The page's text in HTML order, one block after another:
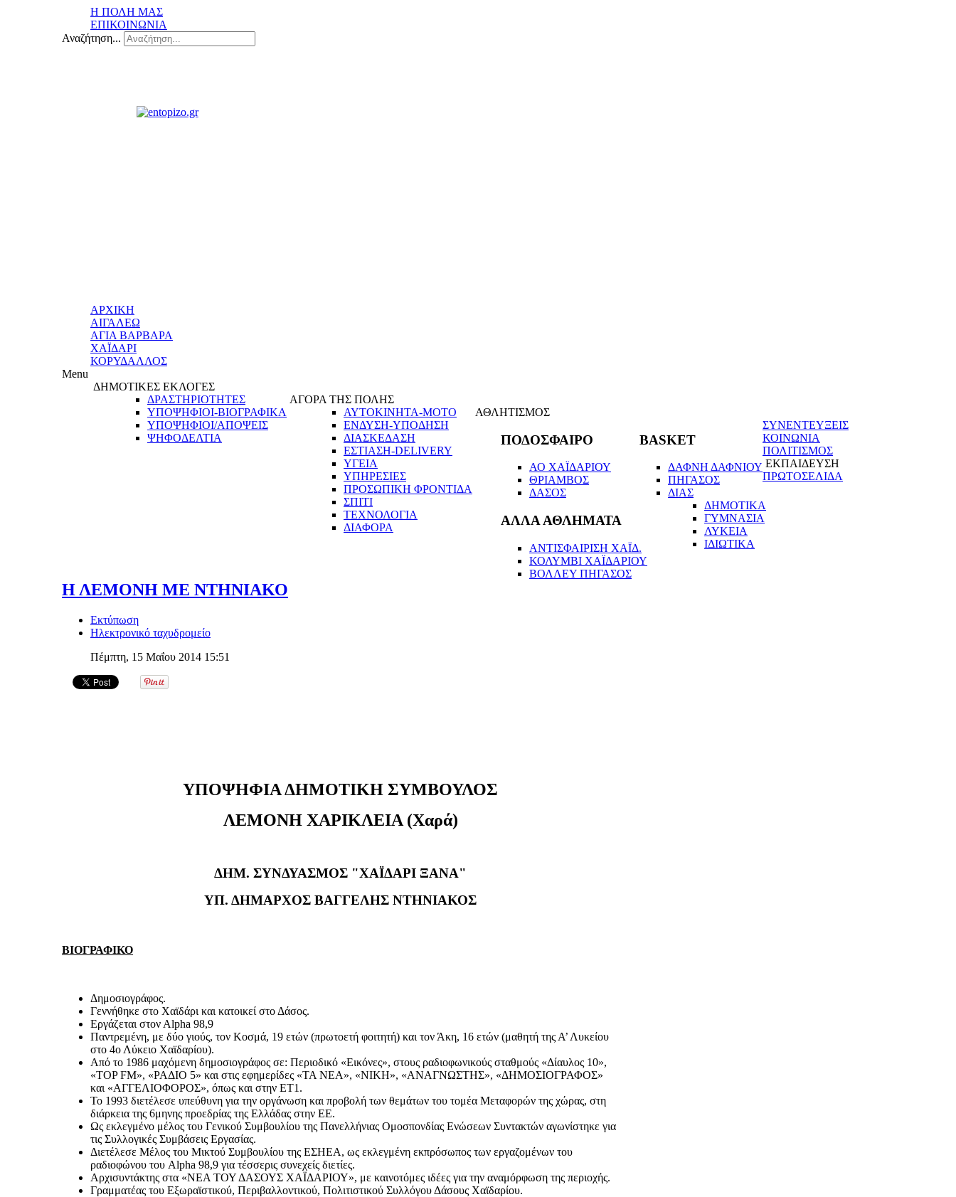
Η ΠΟΛΗ ΜΑΣ
ΕΠΙΚΟΙΝΩΝΙΑ
Αναζήτηση...
ΑΡΧΙΚΗ
ΑΙΓΑΛΕΩ
ΑΓΙΑ ΒΑΡΒΑΡΑ
ΧΑΪΔΑΡΙ
ΚΟΡΥΔΑΛΛΟΣ
Menu
ΔΗΜΟΤΙΚΕΣ ΕΚΛΟΓΕΣ
ΔΡΑΣΤΗΡΙΟΤΗΤΕΣ
ΥΠΟΨΗΦΙΟΙ-ΒΙΟΓΡΑΦΙΚΑ
ΥΠΟΨΗΦΙΟΙ/ΑΠΟΨΕΙΣ
ΨΗΦΟΔΕΛΤΙΑ
ΑΓΟΡΑ ΤΗΣ ΠΟΛΗΣ
ΑΥΤΟΚΙΝΗΤΑ-ΜΟΤΟ
ΕΝΔΥΣΗ-ΥΠΟΔΗΣΗ
ΔΙΑΣΚΕΔΑΣΗ
ΕΣΤΙΑΣΗ-DELIVERY
ΥΓΕΙΑ
ΥΠΗΡΕΣΙΕΣ
ΠΡΟΣΩΠΙΚΗ ΦΡΟΝΤΙΔΑ
ΣΠΙΤΙ
ΤΕΧΝΟΛΟΓΙΑ
ΔΙΑΦΟΡΑ
ΑΘΛΗΤΙΣΜΟΣ
ΠΟΔΟΣΦΑΙΡΟ
ΑΟ ΧΑΪΔΑΡΙΟΥ
ΘΡΙΑΜΒΟΣ
ΔΑΣΟΣ
BASKET
ΔΑΦΝΗ ΔΑΦΝΙΟΥ
ΠΗΓΑΣΟΣ
ΔΙΑΣ
ΑΛΛΑ ΑΘΛΗΜΑΤΑ
ΑΝΤΙΣΦΑΙΡΙΣΗ ΧΑΪΔ.
ΚΟΛΥΜΒΙ ΧΑΪΔΑΡΙΟΥ
ΒΟΛΛΕΥ ΠΗΓΑΣΟΣ
ΣΥΝΕΝΤΕΥΞΕΙΣ
ΚΟΙΝΩΝΙΑ
ΠΟΛΙΤΙΣΜΟΣ
ΕΚΠΑΙΔΕΥΣΗ
ΔΗΜΟΤΙΚΑ
ΓΥΜΝΑΣΙΑ
ΛΥΚΕΙΑ
ΙΔΙΩΤΙΚΑ
ΠΡΩΤΟΣΕΛΙΔΑ
Η ΛΕΜΟΝΗ ΜΕ ΝΤΗΝΙΑΚΟ
Εκτύπωση
Ηλεκτρονικό ταχυδρομείο
Πέμπτη, 15 Μαΐου 2014 15:51
ΥΠΟΨΗΦΙΑ ΔΗΜΟΤΙΚΗ ΣΥΜΒΟΥΛΟΣ
ΛΕΜΟΝΗ ΧΑΡΙΚΛΕΙΑ (Χαρά)
ΔΗΜ. ΣΥΝΔΥΑΣΜΟΣ "ΧΑΪΔΑΡΙ ΞΑΝΑ"
ΥΠ. ΔΗΜΑΡΧΟΣ ΒΑΓΓΕΛΗΣ ΝΤΗΝΙΑΚΟΣ
ΒΙΟΓΡΑΦΙΚΟ
Δημοσιογράφος.
Γεννήθηκε στο Χαϊδάρι και κατοικεί στο Δάσος.
Eργάζεται στον Αlpha 98,9
Παντρεμένη, με δύο γιούς, τον Κοσμά, 19 ετών (πρωτοετή φοιτητή) και τον Άκη, 16 ετών (μαθητή της Α’ Λυκείου
στο 4ο Λύκειο Χαϊδαρίου).
Από το 1986 μαχόμενη δημοσιογράφος σε: Περιοδικό «Εικόνες», στους ραδιοφωνικούς σταθμούς «Δίαυλος 10»,
«TOP FM», «ΡΑΔΙΟ 5» και στις εφημερίδες «ΤΑ ΝΕΑ», «ΝΙΚΗ», «ΑΝΑΓΝΩΣΤΗΣ», «ΔΗΜΟΣΙΟΓΡΑΦΟΣ»
και «ΑΓΓΕΛΙΟΦΟΡΟΣ», όπως και στην ΕΤ1.
Το 1993 διετέλεσε υπεύθυνη για την οργάνωση και προβολή των θεμάτων του τομέα Μεταφορών της χώρας, στη
διάρκεια της 6μηνης προεδρίας της Ελλάδας στην ΕΕ.
Ως εκλεγμένο μέλος του Γενικού Συμβουλίου της Πανελλήνιας Ομοσπονδίας Ενώσεων Συντακτών αγωνίστηκε για
τις Συλλογικές Συμβάσεις Εργασίας.
Διετέλεσε Μέλος του Μικτού Συμβουλίου της ΕΣΗΕΑ, ως εκλεγμένη εκπρόσωπος των εργαζομένων του
ραδιοφώνου του Alpha 98,9 για τέσσερις συνεχείς διετίες.
Αρχισυντάκτης στα «ΝΕΑ ΤΟΥ ΔΑΣΟΥΣ ΧΑΪΔΑΡΙΟΥ», με καινοτόμες ιδέες για την αναμόρφωση της περιοχής.
Γραμματέας του Εξωραϊστικού, Περιβαλλοντικού, Πολιτιστικού Συλλόγου Δάσους Χαϊδαρίου.